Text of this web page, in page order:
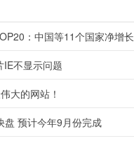
：中国等11个国家净增长
不显示问题
大的网站！
盘 预计今年9月份完成